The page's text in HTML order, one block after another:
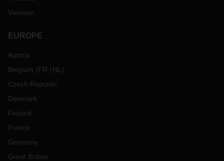
Vietnam
EUROPE
Austria
Belgium (FR NL )
Czech Republic
Denmark
Finland
France
Germany
Great Britain